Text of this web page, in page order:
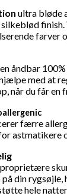
ultra bløde
farver
åndbar
med at
når du får en
færre
astmatikere
din rygsøjle,
hele